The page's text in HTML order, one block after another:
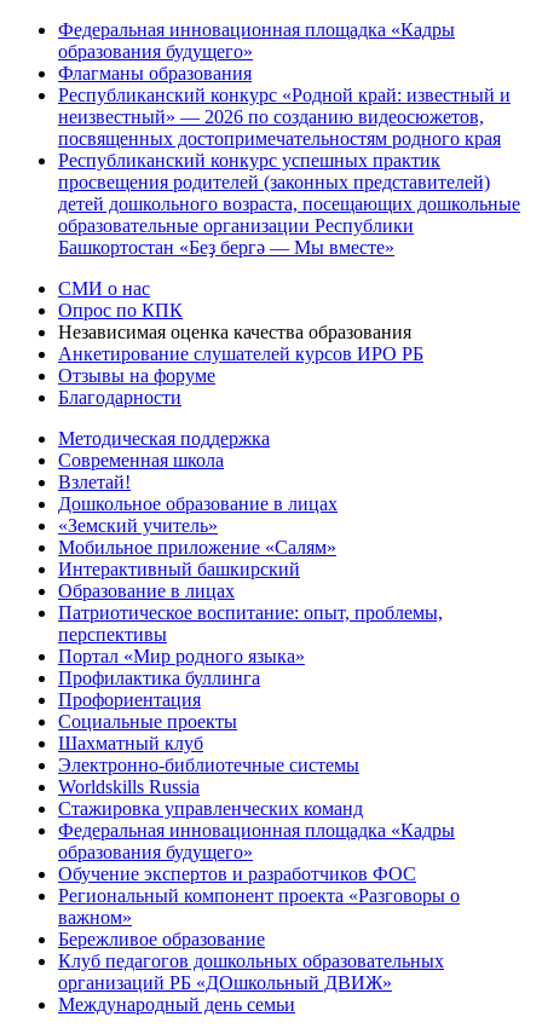
Федеральная инновационная площадка «Кадры
образования будущего»
Флагманы образования
Республиканский конкурс «Родной край: известный и
неизвестный» — 2026 по созданию видеосюжетов,
посвященных достопримечательностям родного края
Республиканский конкурс успешных практик
просвещения родителей (законных представителей)
детей дошкольного возраста, посещающих дошкольные
образовательные организации Республики
Башкортостан «Беҙ бергә — Мы вместе»
СМИ о нас
Опрос по КПК
Независимая оценка качества образования
Анкетирование слушателей курсов ИРО РБ
Отзывы на форуме
Благодарности
Методическая поддержка
Современная школа
Взлетай!
Дошкольное образование в лицах
«Земский учитель»
Мобильное приложение «Салям»
Интерактивный башкирский
Образование в лицах
Патриотическое воспитание: опыт, проблемы,
перспективы
Портал «Мир родного языка»
Профилактика буллинга
Профориентация
Социальные проекты
Шахматный клуб
Электронно-библиотечные системы
Worldskills Russia
Стажировка управленческих команд
Федеральная инновационная площадка «Кадры
образования будущего»
Обучение экспертов и разработчиков ФОС
Региональный компонент проекта «Разговоры о
важном»
Бережливое образование
Клуб педагогов дошкольных образовательных
организаций РБ «ДОшкольный ДВИЖ»
Международный день семьи